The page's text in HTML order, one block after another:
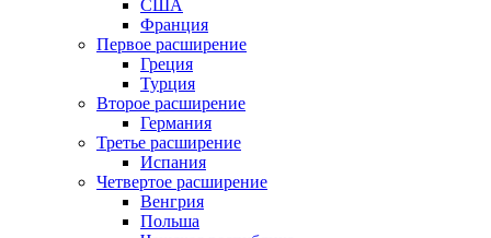
США
Франция
Первое расширение
Греция
Турция
Второе расширение
Германия
Третье расширение
Испания
Четвертое расширение
Венгрия
Польша